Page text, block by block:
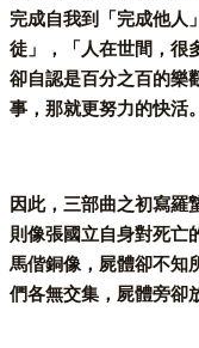
完成自我到「完成他人
徒」，「人在世間，很
卻自認是百分之百的樂
事，那就更努力的快活。
因此，三部曲之初寫羅
則像張國立自身對死亡
馬偕銅像，屍體卻不
們各無交集，屍體旁卻